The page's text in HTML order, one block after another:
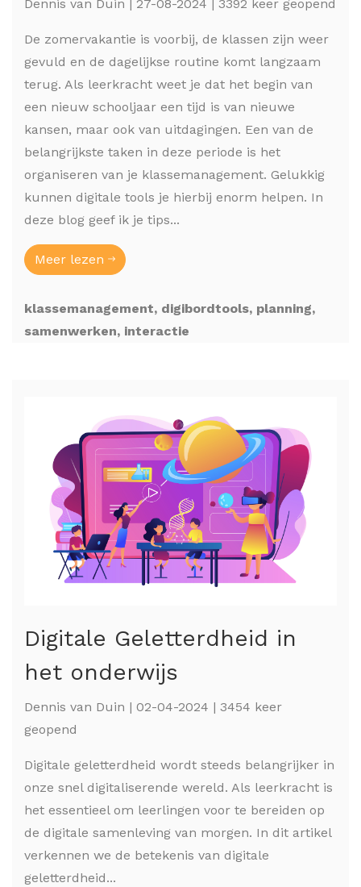
Dennis van Duin | 27-08-2024 | 3392 keer geopend
De zomervakantie is voorbij, de klassen zijn weer
gevuld en de dagelijkse routine komt langzaam
terug. Als leerkracht weet je dat het begin van
een nieuw schooljaar een tijd is van nieuwe
kansen, maar ook van uitdagingen. Een van de
belangrijkste taken in deze periode is het
organiseren van je klassemanagement. Gelukkig
kunnen digitale tools je hierbij enorm helpen. In
deze blog geef ik je tips...
Meer lezen
klassemanagement, digibordtools, planning,
samenwerken, interactie
Digitale Geletterdheid in
het onderwijs
Dennis van Duin | 02-04-2024 | 3454 keer
geopend
Digitale geletterdheid wordt steeds belangrijker in
onze snel digitaliserende wereld. Als leerkracht is
het essentieel om leerlingen voor te bereiden op
de digitale samenleving van morgen. In dit artikel
verkennen we de betekenis van digitale
geletterdheid...